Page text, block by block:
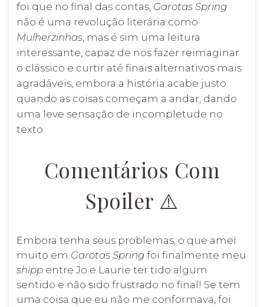
foi que no final das contas, Garotas Spring
não é uma revolução literária como
Mulherzinhas, mas é sim uma leitura
interessante, capaz de nos fazer reimaginar
o clássico e curtir até finais alternativos mais
agradáveis, embora a história acabe justo
quando as coisas começam a andar, dando
uma leve sensação de incompletude no
texto.
Comentários Com
Spoiler ⚠️
Embora tenha seus problemas, o que amei
muito em Garotas Spring foi finalmente meu
shipp entre Jo e Laurie ter tido algum
sentido e não sido frustrado no final! Se tem
uma coisa que eu não me conformava, foi